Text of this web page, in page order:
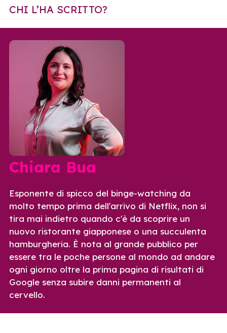
CHI L’HA SCRITTO?
Chiara Bua
Esponente di spicco del binge-watching da
molto tempo prima dell'arrivo di Netflix, non si
tira mai indietro quando c'è da scoprire un
nuovo ristorante giapponese o una succulenta
hamburgheria. È nota al grande pubblico per
essere tra le poche persone al mondo ad andare
ogni giorno oltre la prima pagina di risultati di
Google senza subire danni permanenti al
cervello.